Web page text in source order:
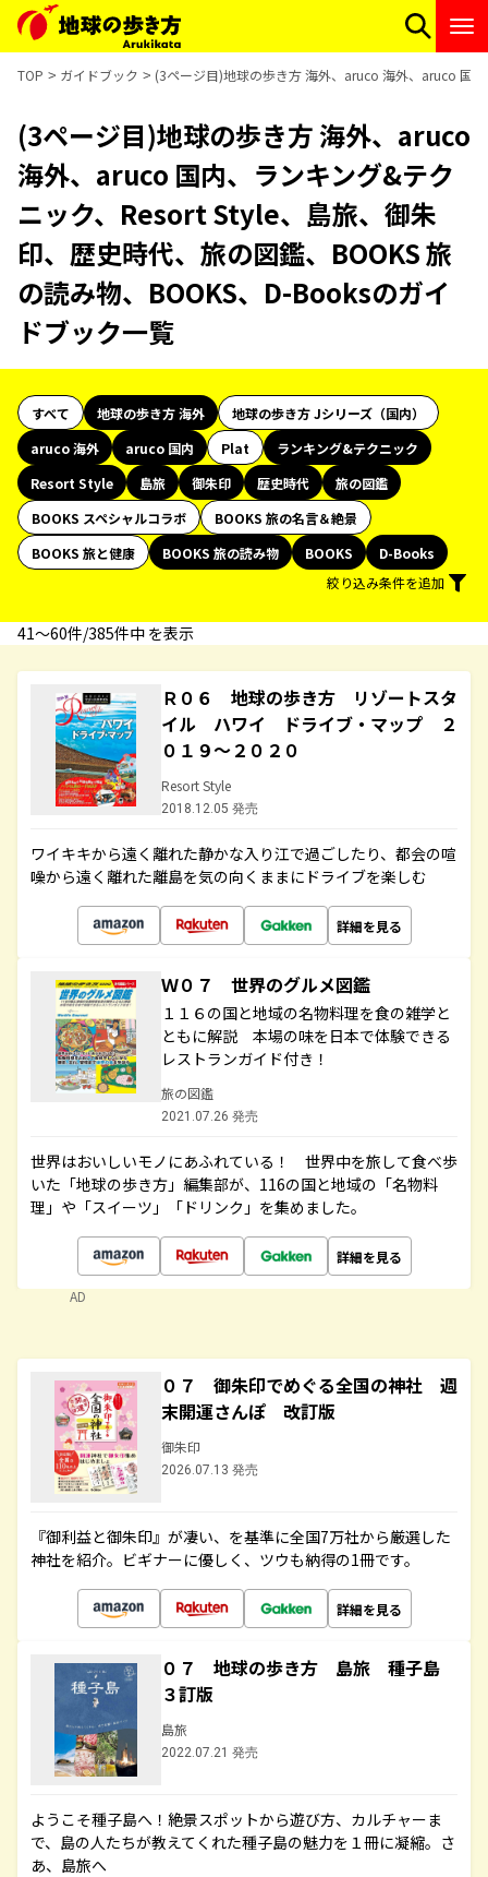
TOP ガイドブック (3ページ目)地球の歩き方 海外、aruco 海外、aruco 国
(3ページ目)地球の歩き方 海外、aruco
海外、aruco 国内、ランキング&テク
ニック、Resort Style、島旅、御朱
印、歴史時代、旅の図鑑、BOOKS 旅
の読み物、BOOKS、D-Booksのガイ
ドブック一覧
すべて 地球の歩き方 海外
地球の歩き方 Jシリーズ（国内）
aruco 海外
aruco 国内 Plat
ランキング&テクニック
Resort Style
島旅 御朱印 歴史時代
旅の図鑑
BOOKS スペシャルコラボ
BOOKS 旅の名言＆絶景
BOOKS 旅と健康
BOOKS 旅の読み物 BOOKS
D-Books
絞り込み条件を追加
41〜60件/385件中 を表示
Ｒ０６ 地球の歩き方 リゾートスタ
イル ハワイ ドライブ・マップ ２
０１９～２０２０
Resort Style
2018.12.05 発売
ワイキキから遠く離れた静かな入り江で過ごしたり、都会の喧
噪から遠く離れた離島を気の向くままにドライブを楽しむ
詳細を見る
Ｗ０７ 世界のグルメ図鑑
１１６の国と地域の名物料理を食の雑学と
ともに解説 本場の味を日本で体験できる
レストランガイド付き！
旅の図鑑
2021.07.26 発売
世界はおいしいモノにあふれている！ 世界中を旅して食べ歩
いた「地球の歩き方」編集部が、116の国と地域の「名物料
理」や「スイーツ」「ドリンク」を集めました。
詳細を見る
AD
０７ 御朱印でめぐる全国の神社 週
末開運さんぽ 改訂版
御朱印
2026.07.13 発売
『御利益と御朱印』が凄い、を基準に全国7万社から厳選した
神社を紹介。ビギナーに優しく、ツウも納得の1冊です。
詳細を見る
０７ 地球の歩き方 島旅 種子島
３訂版
島旅
2022.07.21 発売
ようこそ種子島へ！絶景スポットから遊び方、カルチャーま
で、島の人たちが教えてくれた種子島の魅力を１冊に凝縮。さ
あ、島旅へ